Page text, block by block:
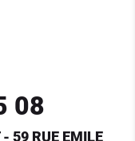
08
59 RUE EMILE